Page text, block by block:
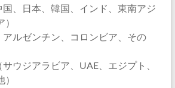
、日本、韓国、インド、東南アジ
アルゼンチン、コロンビア、その
ウジアラビア、UAE、エジプト、